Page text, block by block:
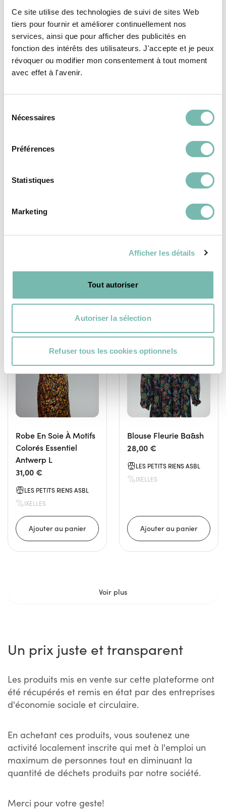
Ce site utilise des technologies de suivi de sites Web
tiers pour fournir et améliorer continuellement nos
services, ainsi que pour afficher des publicités en
fonction des intérêts des utilisateurs. J'accepte et je peux
révoquer ou modifier mon consentement à tout moment
avec effet à l'avenir.
Nécessaires
Préférences
Statistiques
Marketing
Afficher les détails
Tout autoriser
Autoriser la sélection
Refuser tous les cookies optionnels
Vous pourriez aussi
aimer...
VÊTEMENTS
Hauts
VÊTEMENTS
Robe Courte Fluide
IXELLES
FEMME
Robe En Soie À Motifs
Colorés Essentiel
Antwerp L
31,00 €
LES PETITS RIENS ASBL
IXELLES
FEMME
Blouse Fleurie Ba&sh
28,00 €
LES PETITS RIENS ASBL
IXELLES
Voir plus
Un prix juste et transparent
Les produits mis en vente sur cette plateforme ont
été récupérés et remis en état par des entreprises
d'économie sociale et circulaire.
En achetant ces produits, vous soutenez une
activité localement inscrite qui met à l'emploi un
maximum de personnes tout en diminuant la
quantité de déchets produits par notre société.
Merci pour votre geste!